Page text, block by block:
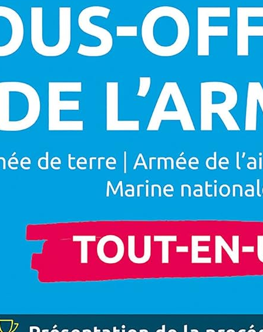
Comté: Produits du terroir
recettes traditionnelles